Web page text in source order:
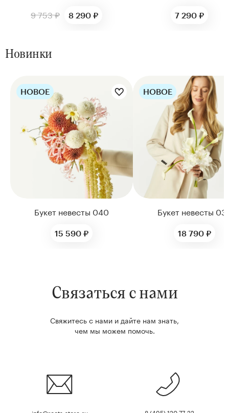
9 753 ₽
8 290 ₽ 7 290 ₽
Новинки
Цветы букета:
НОВОЕ
Букет невесты 040
15 590 ₽
Цветы букета:
НОВОЕ
Букет невесты
18 790 ₽
Связаться с нами
Свяжитесь с нами и дайте нам знать,
чем мы можем помочь.